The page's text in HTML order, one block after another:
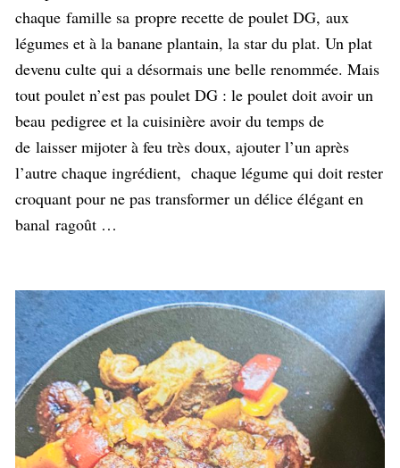
chaque famille sa propre recette de poulet DG, aux
légumes et à la banane plantain, la star du plat. Un plat
devenu culte qui a désormais une belle renommée. Mais
tout poulet n’est pas poulet DG : le poulet doit avoir un
beau pedigree et la cuisinière avoir du temps de
de laisser mijoter à feu très doux, ajouter l’un après
l’autre chaque ingrédient, chaque légume qui doit rester
croquant pour ne pas transformer un délice élégant en
banal ragoût …